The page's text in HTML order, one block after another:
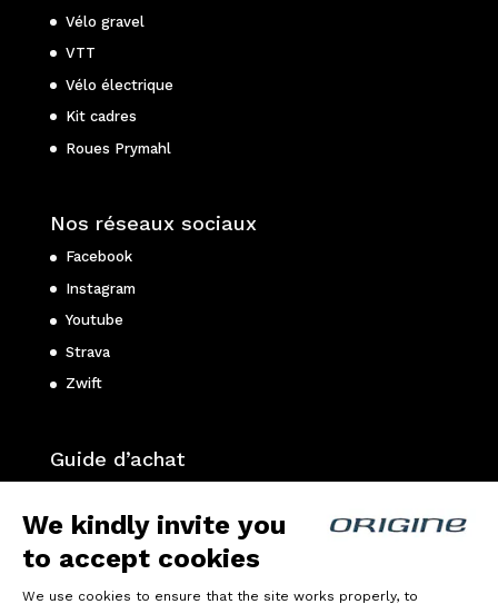
We kindly invite you
to accept cookies
We use cookies to ensure that the site works properly, to
Vélo gravel
VTT
Vélo électrique
Kit cadres
Roues Prymahl
Nos réseaux sociaux
Facebook
Instagram
Youtube
Strava
Zwift
Guide d’achat
Choisir son vélo gravel ?
Choisir son VTT ?